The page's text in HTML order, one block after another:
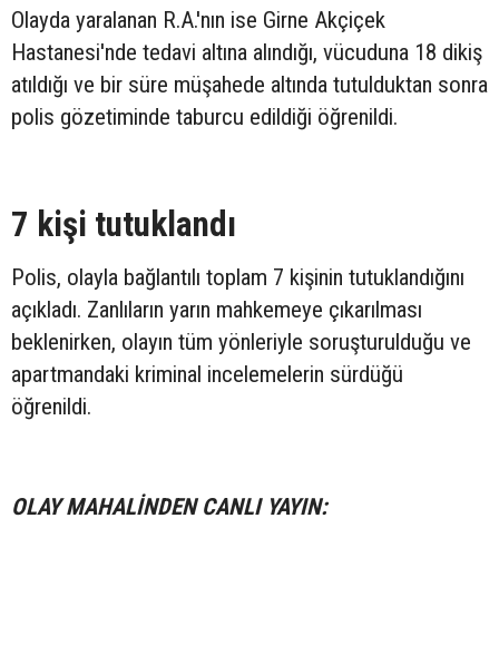
Olayda yaralanan R.A.'nın ise Girne Akçiçek
Hastanesi'nde tedavi altına alındığı, vücuduna 18 dikiş
atıldığı ve bir süre müşahede altında tutulduktan sonra
polis gözetiminde taburcu edildiği öğrenildi.
7 kişi tutuklandı
Polis, olayla bağlantılı toplam 7 kişinin tutuklandığını
açıkladı. Zanlıların yarın mahkemeye çıkarılması
beklenirken, olayın tüm yönleriyle soruşturulduğu ve
apartmandaki kriminal incelemelerin sürdüğü
öğrenildi.
OLAY MAHALİNDEN CANLI YAYIN: